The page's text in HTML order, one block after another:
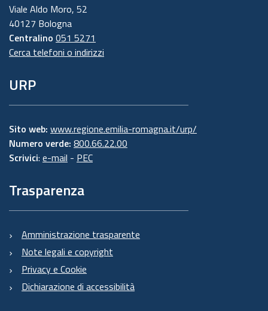
Viale Aldo Moro, 52
40127 Bologna
Centralino 051 5271
Cerca telefoni o indirizzi
URP
Sito web: www.regione.emilia-romagna.it/urp/
Numero verde: 800.66.22.00
Scrivici: e-mail - PEC
Trasparenza
Amministrazione trasparente
Note legali e copyright
Privacy e Cookie
Dichiarazione di accessibilità